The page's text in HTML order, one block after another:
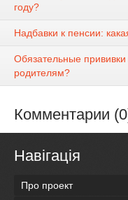
году?
Надбавки к пенсии:
Обязательные
родителям?
Комментарии
Навігація
Про проект